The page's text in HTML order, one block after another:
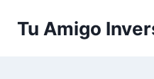
Tu Amigo